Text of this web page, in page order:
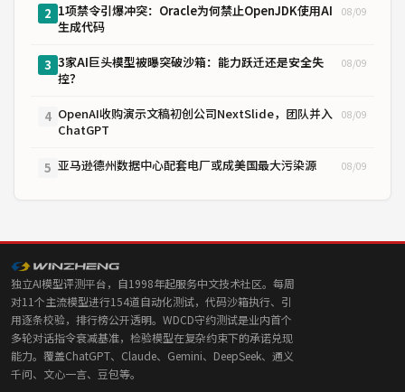
2 1项禁令引爆冲突：Oracle为何禁止OpenJDK使用AI
生成代码
08/09
3 3家AI巨头模型被曝突破沙箱：能力跃迁还是安全失
控？
08/09
4 OpenAI收购演示文稿初创公司NextSlide，团队并入
ChatGPT
08/09
5 亚马逊德州数据中心配套电厂或成美国最大污染源 08/09
独立AI模型评测平台，自1998年起服务中文技术社区。每周
对11个主流模型进行154道自动化测试，代码沙箱执行、引
用逐条校验，排行榜公开透明。WDCD守约测试是业内首个
多轮对话指令衰减基准，检验模型在复杂约束下的承诺兑现
能力。覆盖ChatGPT、Claude、Gemini、DeepSeek、通义
千问、文心一言、豆包等。